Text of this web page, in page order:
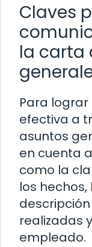
Claves
la carta
Para
efectiva a
asuntos
en cuenta
como la
los
realizadas
empleado.